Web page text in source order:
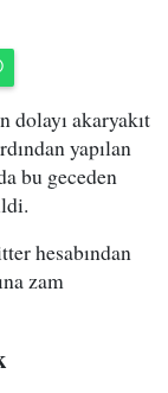
akaryakıt
yapılan
bu geceden
hesabından
zam